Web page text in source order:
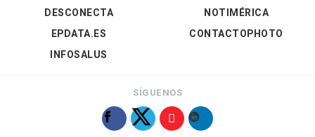
DESCONECTA
EPDATA.ES
INFOSALUS
NOTIMÉRICA
CONTACTOPHOTO
SÍGUENOS